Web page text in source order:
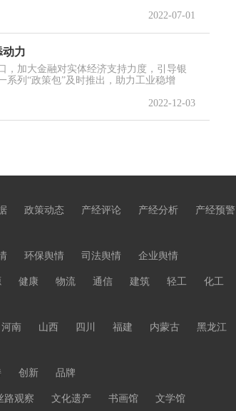
2022-07-01
动力
，加大金融对实体经济支持力度，引导银
列“政策包”及时推出，助力工业稳增
2022-12-03
政策动态 产经评论 产经分析
产经预警
环保舆情 司法舆情 企业舆情
健康 物流 通信 建筑 轻工 化工
河南 山西 四川 福建 内蒙古
黑龙江
创新 品牌
路观察 文化遗产 书画馆 文学馆